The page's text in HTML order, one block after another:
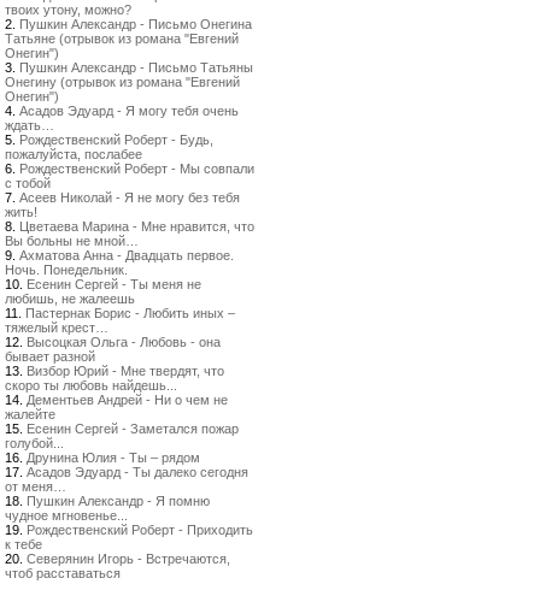
твоих утону, можно?
2. Пушкин Александр - Письмо Онегина
Татьяне (отрывок из романа "Евгений
Онегин")
3. Пушкин Александр - Письмо Татьяны
Онегину (отрывок из романа "Евгений
Онегин")
4. Асадов Эдуард - Я могу тебя очень
ждать…
5. Рождественский Роберт - Будь,
пожалуйста, послабее
6. Рождественский Роберт - Мы совпали
с тобой
7. Асеев Николай - Я не могу без тебя
жить!
8. Цветаева Марина - Мне нравится, что
Вы больны не мной…
9. Ахматова Анна - Двадцать первое.
Ночь. Понедельник.
10. Есенин Сергей - Ты меня не
любишь, не жалеешь
11. Пастернак Борис - Любить иных –
тяжелый крест…
12. Высоцкая Ольга - Любовь - она
бывает разной
13. Визбор Юрий - Мне твердят, что
скоро ты любовь найдешь...
14. Дементьев Андрей - Ни о чем не
жалейте
15. Есенин Сергей - Заметался пожар
голубой...
16. Друнина Юлия - Ты – рядом
17. Асадов Эдуард - Ты далеко сегодня
от меня…
18. Пушкин Александр - Я помню
чудное мгновенье...
19. Рождественский Роберт - Приходить
к тебе
20. Северянин Игорь - Встречаются,
чтоб расставаться